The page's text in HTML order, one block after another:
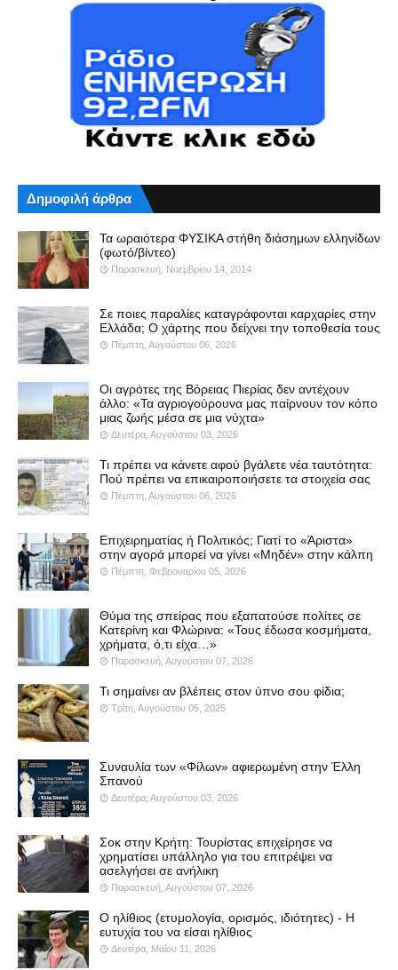
Δημοφιλή άρθρα
Τα ωραιότερα ΦΥΣΙΚΑ στήθη διάσημων ελληνίδων
(φωτό/βίντεο)
Παρασκευή, Νοεμβρίου 14, 2014
Σε ποιες παραλίες καταγράφονται καρχαρίες στην
Ελλάδα; Ο χάρτης που δείχνει την τοποθεσία τους
Πέμπτη, Αυγούστου 06, 2026
Οι αγρότες της Βόρειας Πιερίας δεν αντέχουν
άλλο: «Τα αγριογούρουνα μας παίρνουν τον κόπο
μιας ζωής μέσα σε μια νύχτα»
Δευτέρα, Αυγούστου 03, 2026
Τι πρέπει να κάνετε αφού βγάλετε νέα ταυτότητα:
Πού πρέπει να επικαιροποιήσετε τα στοιχεία σας
Πέμπτη, Αυγούστου 06, 2026
Επιχειρηματίας ή Πολιτικός; Γιατί το «Άριστα»
στην αγορά μπορεί να γίνει «Μηδέν» στην κάλπη
Πέμπτη, Φεβρουαρίου 05, 2026
Θύμα της σπείρας που εξαπατούσε πολίτες σε
Κατερίνη και Φλώρινα: «Τους έδωσα κοσμήματα,
χρήματα, ό,τι είχα…»
Παρασκευή, Αυγούστου 07, 2026
Τι σημαίνει αν βλέπεις στον ύπνο σου φίδια;
Τρίτη, Αυγούστου 05, 2025
Συναυλία των «Φίλων» αφιερωμένη στην Έλλη
Σπανού
Δευτέρα, Αυγούστου 03, 2026
Σοκ στην Κρήτη: Τουρίστας επιχείρησε να
χρηματίσει υπάλληλο για του επιτρέψει να
ασελγήσει σε ανήλικη
Παρασκευή, Αυγούστου 07, 2026
Ο ηλίθιος (ετυμολογία, ορισμός, ιδιότητες) - Η
ευτυχία του να είσαι ηλίθιος
Δευτέρα, Μαΐου 11, 2026